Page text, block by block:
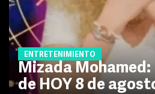
ENTRETENIMIENTO
Mizada
de HOY 8 de